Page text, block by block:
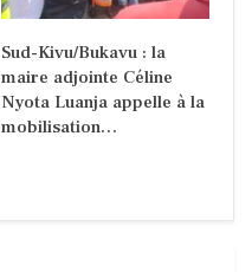
Sud-Kivu/Bukavu : la
maire adjointe Céline
Nyota Luanja appelle à la
mobilisation…